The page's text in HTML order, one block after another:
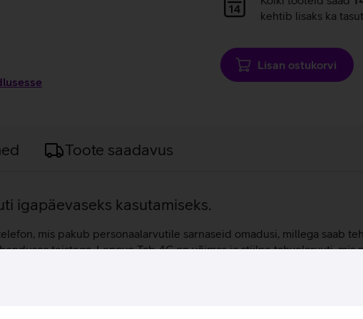
laadiminekehtib lisaks ka
Lisan ostukorvi
Toote saadavus
igapäevaseks kasutamiseks.
mis pakub personaalarvutile sarnaseid omadusi, millega saab
teistega. Lenovo Tab 4G on võimas ja stiilne tahvelarvuti,
ja meelelahutuseks. Seadmel on suur 10,1-tolline ekraan ning
võimaldavad kasutada mitmeid rakendusi, kuulata lemmikmuusikat
ruumilist heli filmi või video vaatamisel.